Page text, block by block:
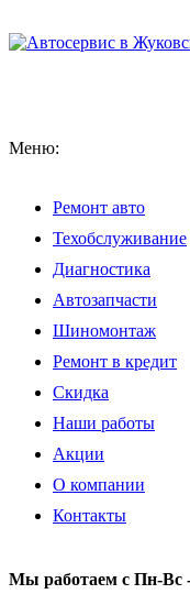
Меню:
Ремонт авто
Техобслуживание
Диагностика
Автозапчасти
Шиномонтаж
Ремонт в кредит
Скидка
Наши работы
Акции
О компании
Контакты
Мы работаем с Пн-Вc